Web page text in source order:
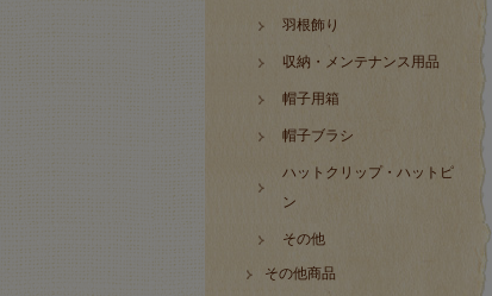
羽根飾り
収納・メンテナンス用品
帽子用箱
帽子ブラシ
ハットクリップ・ハットピ
ン
その他
その他商品